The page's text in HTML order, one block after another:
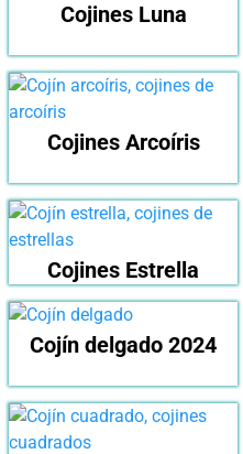
Cojines Luna
Cojines Arcoíris
Cojines Estrella
Cojín delgado 2024